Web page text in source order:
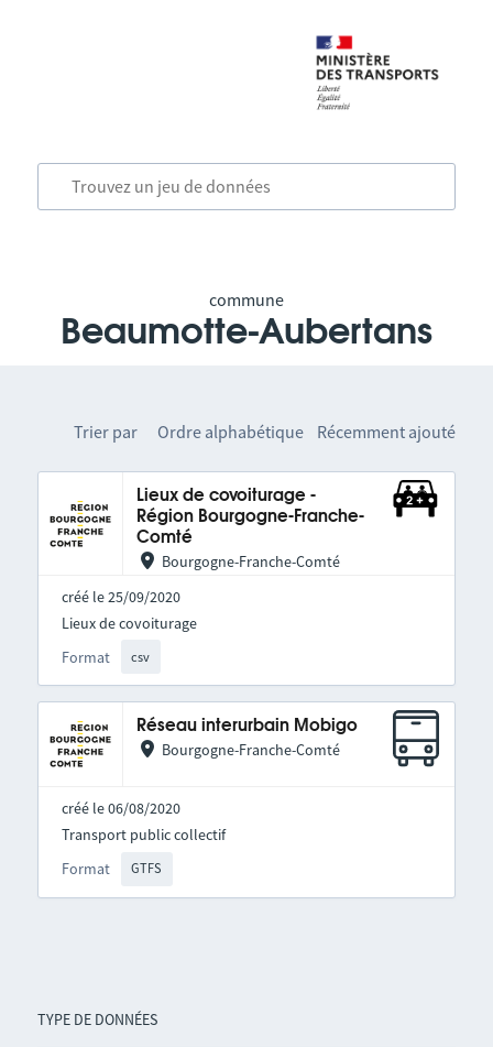
commune
Beaumotte-Aubertans
TYPE DE DONNÉES
Trier par Ordre alphabétique Récemment ajouté
Lieux de covoiturage -
Région Bourgogne-Franche-
Comté
Bourgogne-Franche-Comté
créé le 25/09/2020
Format csv
Lieux de covoiturage
Réseau interurbain Mobigo
Bourgogne-Franche-Comté
créé le 06/08/2020
Format GTFS
Transport public collectif